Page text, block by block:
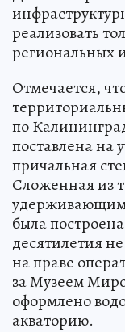
реализовать
региональных
Отмечается,
по
поставлена на
причальная
Сложенная из
была
десятилетия
на праве
за Музеем
оформлено
акваторию.